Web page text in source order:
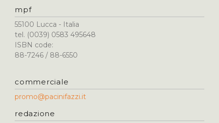
mpf
55100 Lucca - Italia
tel. (0039) 0583 495648
ISBN code:
88-7246 / 88-6550
commerciale
promo@pacinifazzi.it
redazione